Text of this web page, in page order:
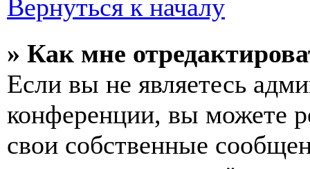
Вернуться к началу
» Как мне
Если вы не являетесь
конференции, вы можете
свои собственные